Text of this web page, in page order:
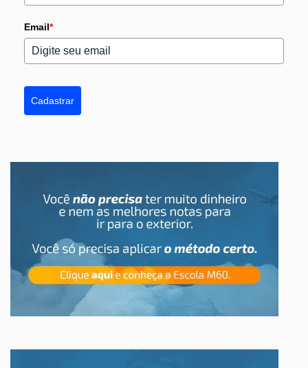
Email*
Cadastrar